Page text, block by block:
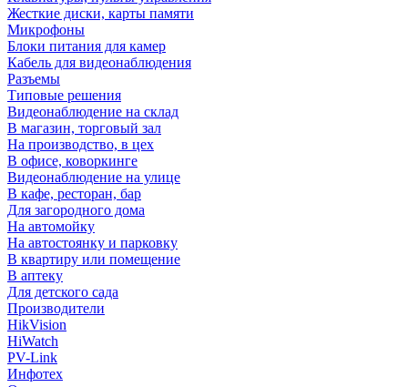
Жесткие диски, карты памяти
Микрофоны
Блоки питания для камер
Кабель для видеонаблюдения
Разъемы
Типовые решения
Видеонаблюдение на склад
В магазин, торговый зал
На производство, в цех
В офисе, коворкинге
Видеонаблюдение на улице
В кафе, ресторан, бар
Для загородного дома
На автомойку
На автостоянку и парковку
В квартиру или помещение
В аптеку
Для детского сада
Производители
HikVision
HiWatch
PV-Link
Инфотех